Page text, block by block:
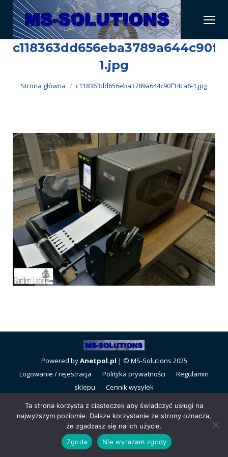
1.jpg
Jesteś tutaj:
Strona główna c118363dd656eba3789a644c90f14ca6-1.jpg
Powered byAnetpol.pl | © MS-Solutions 2025
Logowanie / rejestracja
Polityka prywatności
Regulamin
sklepu
Cennik wysyłek
Ta strona korzysta z ciasteczek aby świadczyć usługi na
najwyższym poziomie. Dalsze korzystanie ze strony oznacza,
że zgadzasz się na ich użycie.
Zgoda
Nie wyrażam zgody